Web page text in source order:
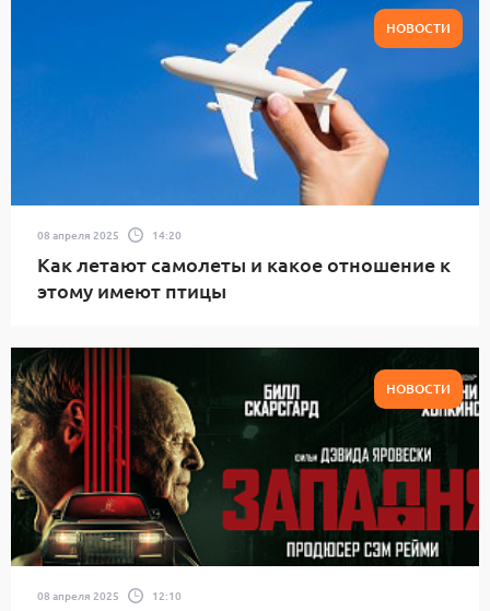
НОВОСТИ
08 апреля 2025 14:20
Как летают самолеты и какое отношение к
этому имеют птицы
НОВОСТИ
08 апреля 2025 12:10